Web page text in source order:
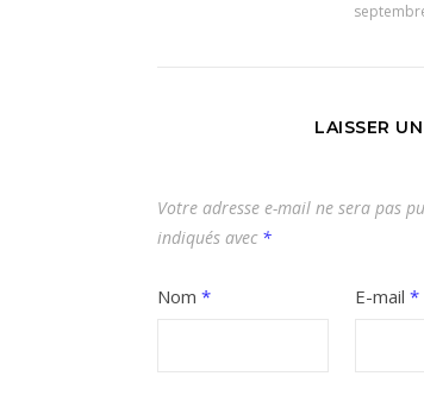
LAISSER
Votre adresse e-mail ne sera pas
indiqués avec *
Nom * E-mail *